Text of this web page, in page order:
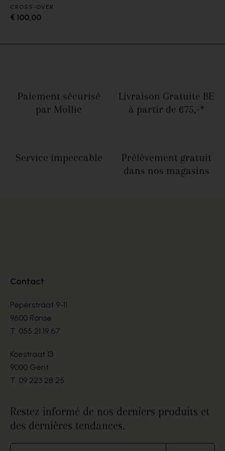
CROSS-OVER
€ 100,00
Paiement sécurisé
par Mollie
Livraison Gratuite BE
à partir de €75,-*
Service impeccable
Prélèvement gratuit
dans nos magasins
Contact
Peperstraat 9-11
9600 Ronse
T. 055 21 19 67
Koestraat 13
9000 Gent
T. 09 223 28 25
Restez informé de nos derniers produits et
des dernières tendances.